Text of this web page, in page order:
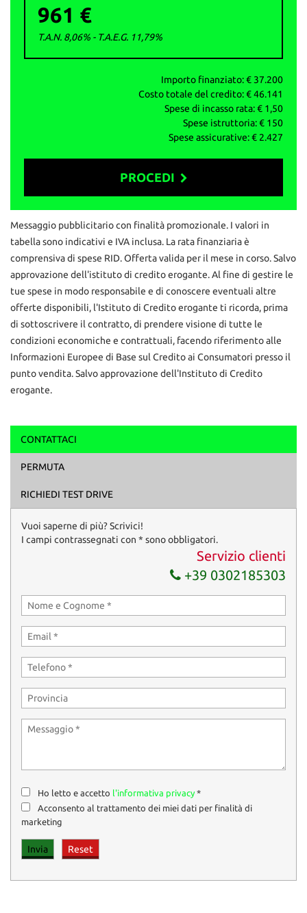
- Finanziamenti personalizzati
- Passaggi di proprietà istantanei
AUTO&MOTORIbs; ‒ Concesio (BS)
ATTENZIONE: per correttezza si fa presente che
involontariamente possono esserci errori nello specificare
961 €
T.A.N. 8,06% - T.A.E.G. 11,79%
Importo finanziato: € 37.200
Costo totale del credito: €46.141
Spese di incasso rata: € 1,50
Spese istruttoria: € 150
Spese assicurative: € 2.427
PROCEDI
Contattaci
Ho letto e accettol'informativa privacy*
Acconsento al trattamento dei miei dati per finalità di
Messaggio pubblicitario con finalità promozionale. I valori in
tabella sono indicativi e IVA inclusa. La rata finanziaria è
comprensiva di spese RID. Offerta valida per il mese in corso. Salvo
approvazione dell'istituto di credito erogante. Al fine di gestire le
tue spese in modo responsabile e di conoscere eventuali altre
offerte disponibili, l'Istituto di Credito erogante ti ricorda, prima
di sottoscrivere il contratto, di prendere visione di tutte le
condizioni economiche e contrattuali, facendo riferimento alle
Informazioni Europee di Base sul Credito ai Consumatori presso il
punto vendita. Salvo approvazione dell'Instituto di Credito
erogante.
CONTATTACI
PERMUTA
RICHIEDI TEST DRIVE
Vuoi saperne di più? Scrivici!
I campi contrassegnati con * sono obbligatori.
Servizio clienti
+39 0302185303
Ho letto e accetto l'informativa privacy*
Acconsento al trattamento dei miei dati per finalità di
marketing